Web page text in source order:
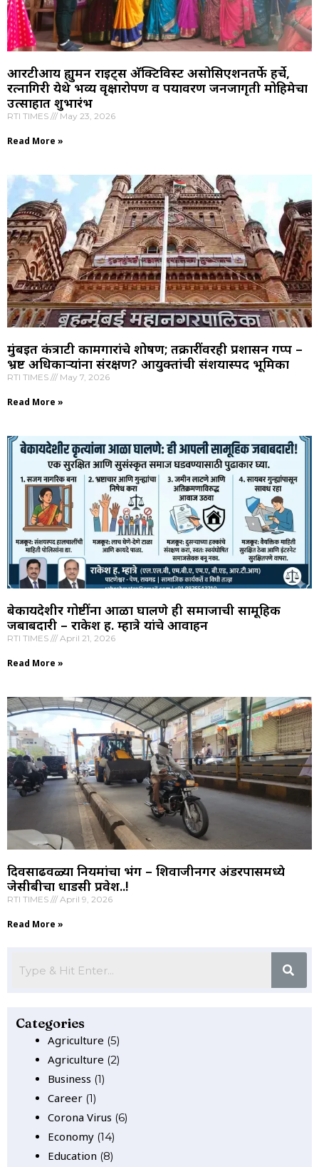
आरटीआय ह्युमन राइट्स अ‍ॅक्टिविस्ट असोसिएशनतर्फे हर्चे,
रत्नागिरी येथे भव्य वृक्षारोपण व पर्यावरण जनजागृती मोहिमेचा
उत्साहात शुभारंभ
RTI TIMES May 23, 2026
Read More »
मुंबईत कंत्राटी कामगारांचे शोषण; तक्रारींवरही प्रशासन गप्प –
भ्रष्ट अधिकाऱ्यांना संरक्षण? आयुक्तांची संशयास्पद भूमिका
RTI TIMES May 7, 2026
Read More »
बेकायदेशीर गोष्टींना आळा घालणे ही समाजाची सामूहिक
जबाबदारी – राकेश ह. म्हात्रे यांचे आवाहन
RTI TIMES April 21, 2026
Read More »
दिवसाढवळ्या नियमांचा भंग – शिवाजीनगर अंडरपासमध्ये
जेसीबीचा धाडसी प्रवेश..!
RTI TIMES April 9, 2026
Read More »
Categories
Agriculture (5)
Agriculture (2)
Business (1)
Career (1)
Corona Virus (6)
Economy (14)
Education (8)